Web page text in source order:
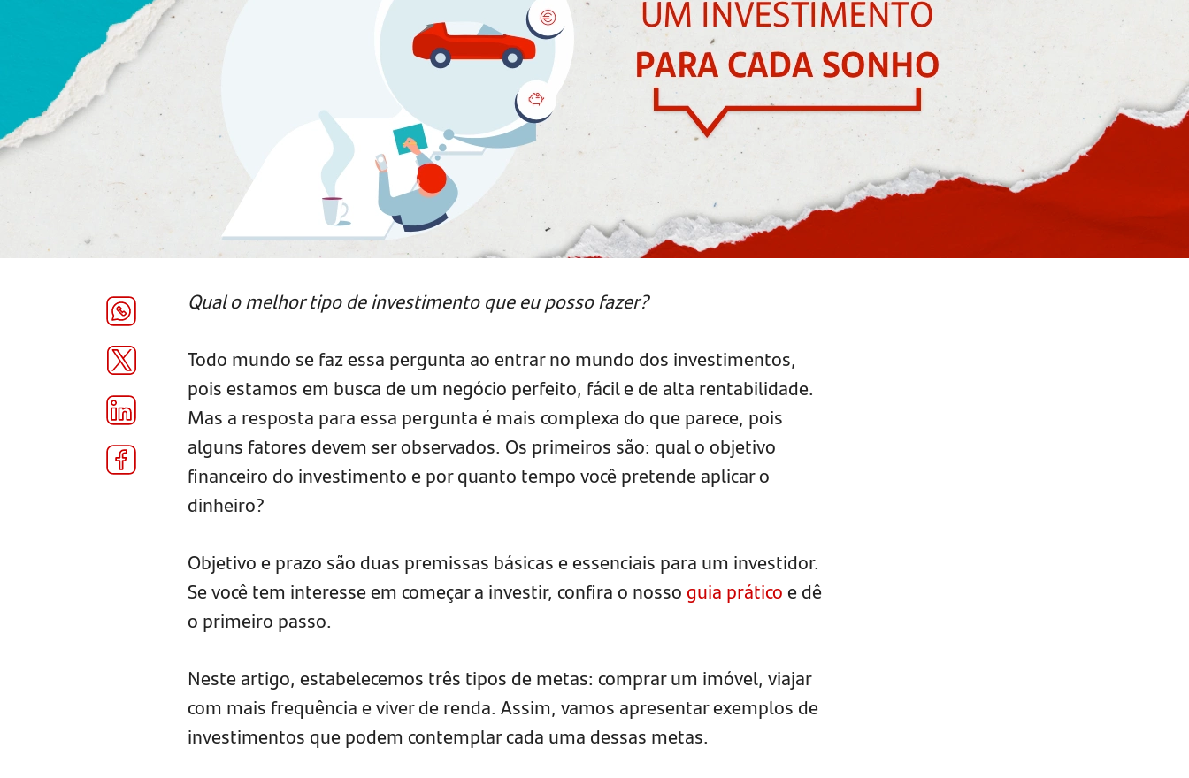
Qual o melhor tipo de investimento que eu posso fazer?
Todo mundo se faz essa pergunta ao entrar no mundo dos investimentos,
pois estamos em busca de um negócio perfeito, fácil e de alta rentabilidade.
Mas a resposta para essa pergunta é mais complexa do que parece, pois
alguns fatores devem ser observados. Os primeiros são: qual o objetivo
financeiro do investimento e por quanto tempo você pretende aplicar o
dinheiro?
Objetivo e prazo são duas premissas básicas e essenciais para um investidor.
Se você tem interesse em começar a investir, confira o nosso guia práticoe dê
o primeiro passo.
Neste artigo, estabelecemos três tipos de metas: comprar um imóvel, viajar
com mais frequência e viver de renda. Assim, vamos apresentar exemplos de
investimentos que podem contemplar cada uma dessas metas.